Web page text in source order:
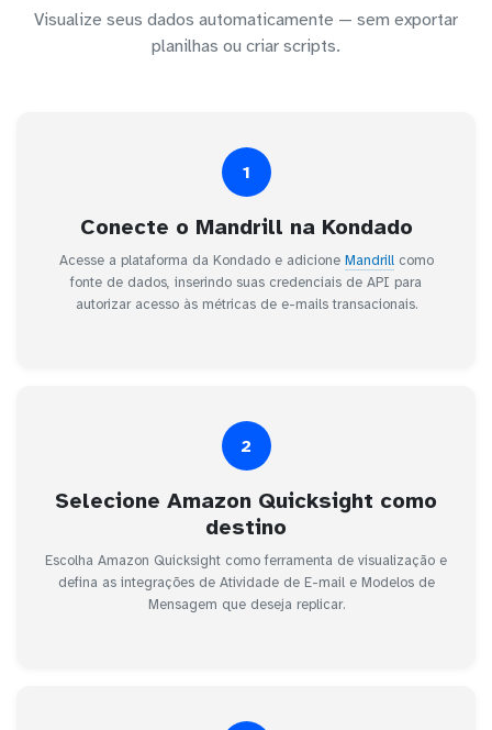
Visualize seus dados automaticamente — sem exportar
planilhas ou criar scripts.
1
Conecte o Mandrill na Kondado
Acesse a plataforma da Kondado e adicione Mandrillcomo
fonte de dados, inserindo suas credenciais de API para
autorizar acesso às métricas de e-mails transacionais.
2
Selecione Amazon Quicksight como
destino
Escolha Amazon Quicksight como ferramenta de visualização e
defina as integrações de Atividade de E-mail e Modelos de
Mensagem que deseja replicar.